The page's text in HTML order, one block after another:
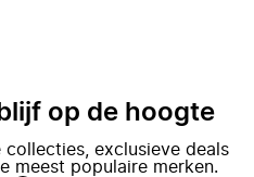
op de hoogte
exclusieve deals
meest populaire merken.